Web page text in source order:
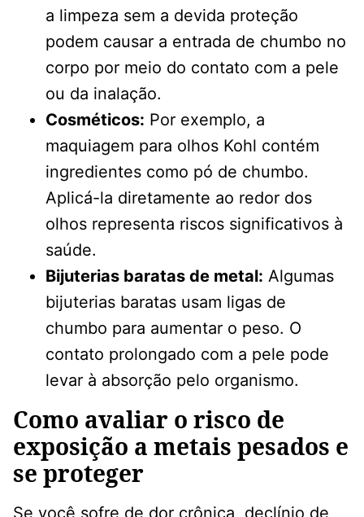
a limpeza sem a devida proteção
podem causar a entrada de chumbo no
corpo por meio do contato com a pele
ou da inalação.
Cosméticos: Por exemplo, a
maquiagem para olhos Kohl contém
ingredientes como pó de chumbo.
Aplicá-la diretamente ao redor dos
olhos representa riscos significativos à
saúde.
Bijuterias baratas de metal: Algumas
bijuterias baratas usam ligas de
chumbo para aumentar o peso. O
contato prolongado com a pele pode
levar à absorção pelo organismo.
Como avaliar o risco de
exposição a metais pesados ​​e
se proteger
Se você sofre de dor crônica, declínio de